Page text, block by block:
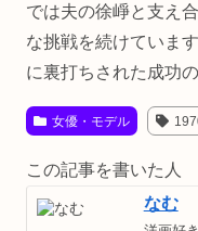
では夫の徐崢と支え
な挑戦を続けていま
に裏打ちされた成功の
女優・モデル
この記事を書いた人
なむ